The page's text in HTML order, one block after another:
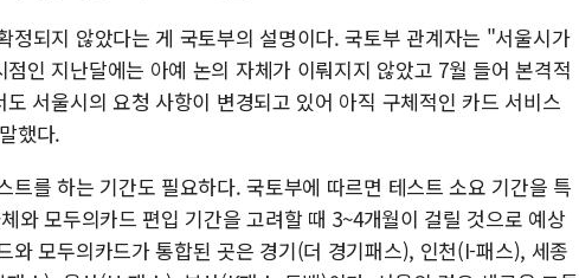
정되지 않았다는 게 국토부의 설명이다. 국토부 관계자는 "서울시가
인 지난달에는 아예 논의 자체가 이뤄지지 않았고 7월 들어 본격적
서울시의 요청 사항이 변경되고 있어 아직 구체적인 카드 서비스
했다.
트를 하는 기간도 필요하다. 국토부에 따르면 테스트 소요 기간을 특
와 모두의카드 편입 기간을 고려할 때 3~4개월이 걸릴 것으로 예상
와 모두의카드가 통합된 곳은 경기(더 경기패스), 인천(I-패스), 세종